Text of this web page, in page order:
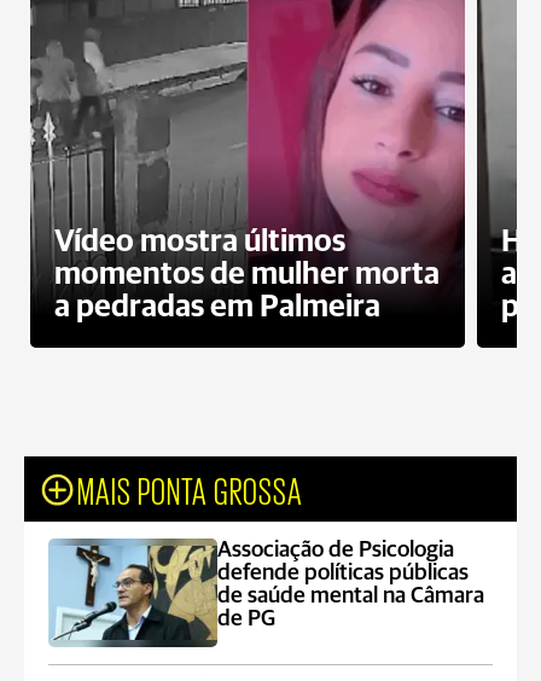
Vídeo mostra últimos
momentos de mulher morta
a pedradas em Palmeira
MAIS PONTA GROSSA
Associação de Psicologia
defende políticas públicas
de saúde mental na Câmara
de PG